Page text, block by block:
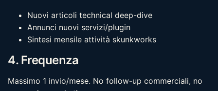
Nuovi articoli technical deep-dive
Annunci nuovi servizi/plugin
Sintesi mensile attività skunkworks
4. Frequenza
Massimo 1 invio/mese. No follow-up commerciali, no